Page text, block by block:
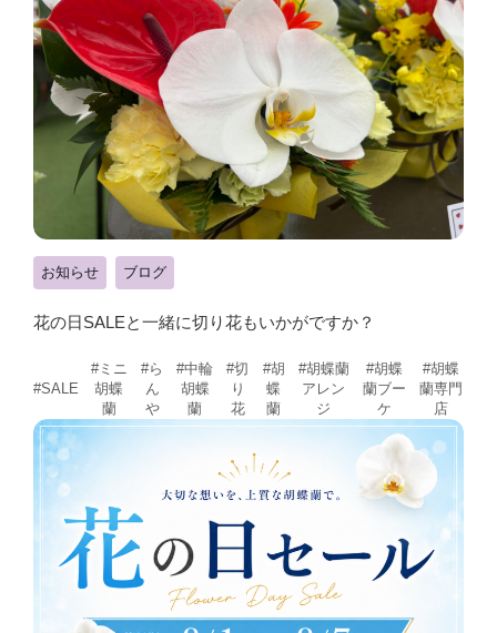
お知らせ ブログ
花の日SALEと一緒に切り花もいかがですか？
#SALE
#ミニ
胡蝶
蘭
#ら
ん
や
#中輪
胡蝶
蘭
#切
り
花
#胡
蝶
蘭
#胡蝶蘭
アレン
ジ
#胡蝶
蘭ブー
ケ
#胡蝶
蘭専門
店